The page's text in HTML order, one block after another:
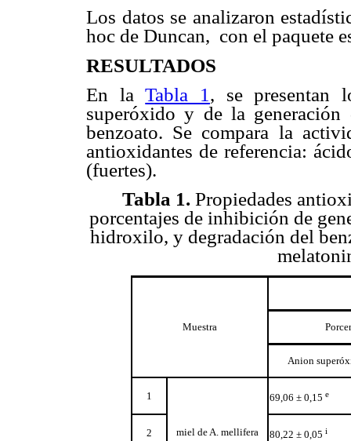
Los datos se analizaron
hoc de Duncan, con el paquete
RESULTADOS
En laTabla 1 , se presentan
superóxido y de la
benzoato. Se compara la
antioxidantes de referencia:
(fuertes).
Tabla 1. Propiedades
porcentajes de inhibición de
hidroxilo, y degradación del
Muestra
Anion
1
miel de A. mellifera
69,06 ± 0,15 e
2 80,22 ± 0,05 i